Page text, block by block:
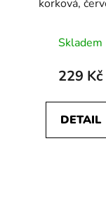
korková,
Skladem
229 Kč
DETAIL